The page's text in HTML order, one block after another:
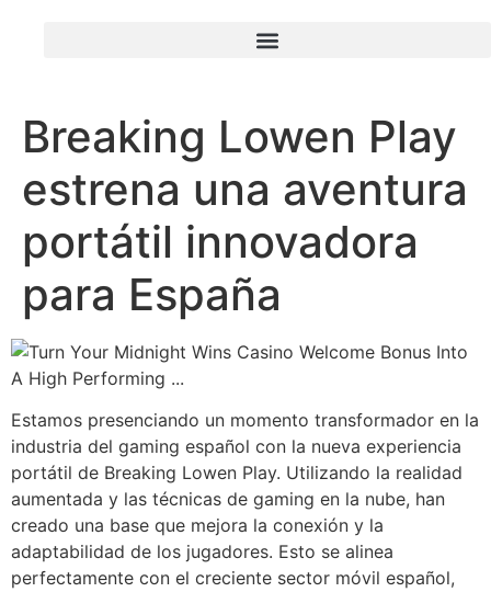
Breaking Lowen Play
estrena una aventura
portátil innovadora
para España
Estamos presenciando un momento transformador en la
industria del gaming español con la nueva experiencia
portátil de Breaking Lowen Play. Utilizando la realidad
aumentada y las técnicas de gaming en la nube, han
creado una base que mejora la conexión y la
adaptabilidad de los jugadores. Esto se alinea
perfectamente con el creciente sector móvil español,